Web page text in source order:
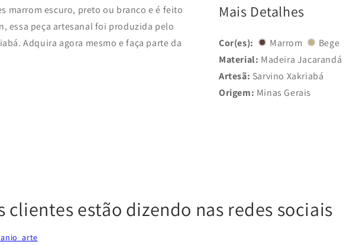
marrom escuro, preto ou branco e é feito
essa peça artesanal foi produzida pelo
. Adquira agora mesmo e faça parte da
Mais Detalhes
Cor(es): Marrom
Bege
Material: Madeira Jacarandá
Artesã: Sarvino Xakriabá
Origem: Minas Gerais
clientes estão dizendo nas redes sociais